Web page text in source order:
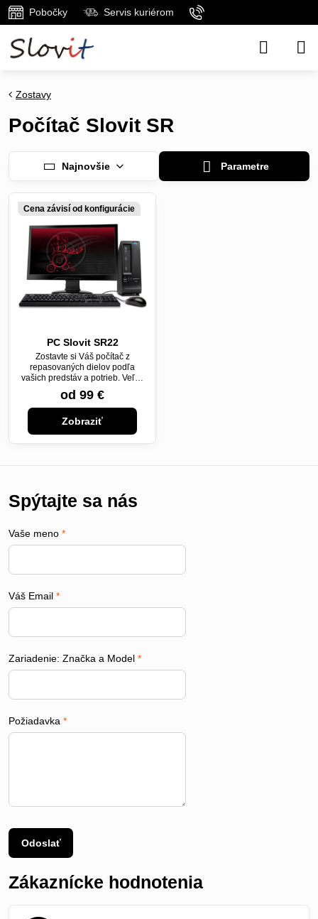
Pobočky Servis kuriérom
Zostavy
Počítač Slovit SR
Najnovšie Parametre
Cena závisí od konfigurácie
PC Slovit SR22
Zostavte si Váš počítač z
repasovaných dielov podľa
vašich predstáv a potrieb. Veľmi
radi Vám poradíme.
od 99 €
Zobraziť
Spýtajte sa nás
Vaše meno *
Váš Email *
Zariadenie: Značka a Model *
Požiadavka *
Odoslať
Zákaznícke hodnotenia